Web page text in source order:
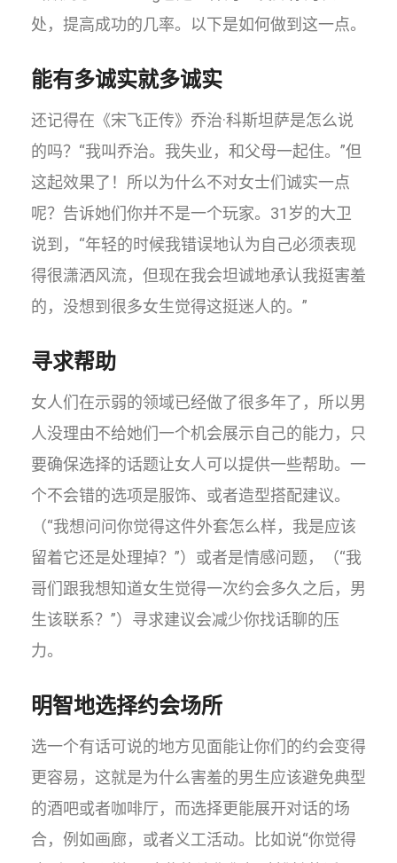
处，提高成功的几率。以下是如何做到这一点。
能有多诚实就多诚实​
还记得在《宋飞正传》乔治·科斯坦萨是怎么说
的吗？“我叫乔治。我失业，和父母一起住。”但
这起效果了！所以为什么不对女士们诚实一点
呢？告诉她们你并不是一个玩家。31岁的大卫
说到，“年轻的时候我错误地认为自己必须表现
得很潇洒风流，但现在我会坦诚地承认我挺害羞
的，没想到很多女生觉得这挺迷人的。”
寻求帮助
女人们在示弱的领域已经做了很多年了，所以男
人没理由不给她们一个机会展示自己的能力，只
要确保选择的话题让女人可以提供一些帮助。一
个不会错的选项是服饰、或者造型搭配建议。
（“我想问问你觉得这件外套怎么样，我是应该
留着它还是处理掉？”）或者是情感问题，（“我
哥们跟我想知道女生觉得一次约会多久之后，男
生该联系？”）寻求建议会减少你找话聊的压
力。
明智地选择约会场所
选一个有话可说的地方见面能让你们的约会变得
更容易，这就是为什么害羞的男生应该避免典型
的酒吧或者咖啡厅，而选择更能展开对话的场
合，例如画廊，或者义工活动。比如说“你觉得